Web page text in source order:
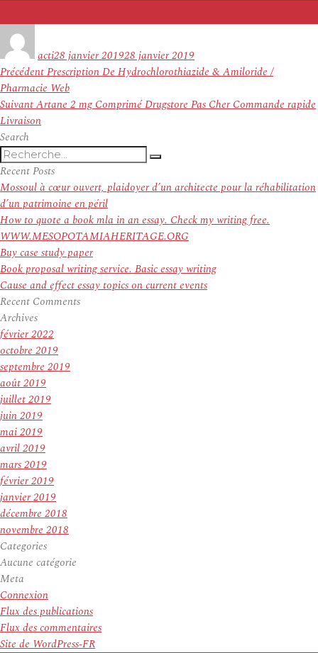
actile
28 janvier 201928 janvier 2019
Navigation
de
l’article
PrécédentArticle
précédent :
Prescription De Hydrochlorothiazide & Amiloride /
Pharmacie Web
SuivantArticle
suivant :
Artane 2 mg Comprimé Drugstore Pas Cher Commande rapide
Livraison
Search
Recherche
pour
:
Recherche
Recent Posts
Mossoul à cœur ouvert, plaidoyer d’un architecte pour la réhabilitation
d’un patrimoine en péril
How to quote a book mla in an essay. Check my writing free.
WWW.MESOPOTAMIAHERITAGE.ORG
Buy case study paper
Book proposal writing service. Basic essay writing
Cause and effect essay topics on current events
Recent Comments
Archives
février 2022
octobre 2019
septembre 2019
août 2019
juillet 2019
juin 2019
mai 2019
avril 2019
mars 2019
février 2019
janvier 2019
décembre 2018
novembre 2018
Categories
Aucune catégorie
Meta
Connexion
Flux des publications
Flux des commentaires
Site de WordPress-FR